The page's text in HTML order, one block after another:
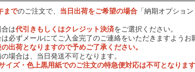
までのご注文で、 当日出荷をご希望の場合 「納期オプション
は代引きもしくはクレジット決済をご選択ください。
必ずメールにてご入金完了のご連絡をいただきますようお
出荷となりますので予めご了承ください。
場合は、当日発送不可となります。
イズ・色上黒用紙でのご注文の特急便対応は不可となります